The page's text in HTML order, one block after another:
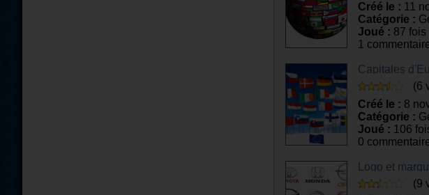
Créé le : 11
Catégorie :
Joué : 87 fois
1
Capitales
(6
Créé le : 8
Catégorie :
Joué : 106
0
Logo et
(9